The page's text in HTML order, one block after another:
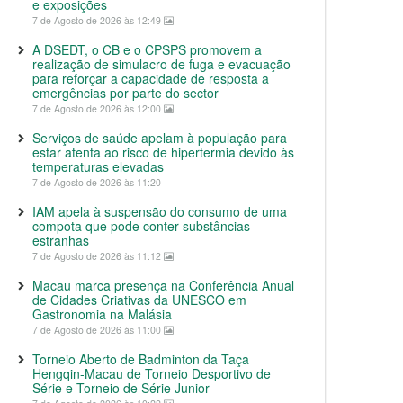
e exposições
7 de Agosto de 2026 às 12:49
A DSEDT, o CB e o CPSPS promovem a
realização de simulacro de fuga e evacuação
para reforçar a capacidade de resposta a
emergências por parte do sector
7 de Agosto de 2026 às 12:00
Serviços de saúde apelam à população para
estar atenta ao risco de hipertermia devido às
temperaturas elevadas
7 de Agosto de 2026 às 11:20
IAM apela à suspensão do consumo de uma
compota que pode conter substâncias
estranhas
7 de Agosto de 2026 às 11:12
Macau marca presença na Conferência Anual
de Cidades Criativas da UNESCO em
Gastronomia na Malásia
7 de Agosto de 2026 às 11:00
Torneio Aberto de Badminton da Taça
Hengqin-Macau de Torneio Desportivo de
Série e Torneio de Série Junior